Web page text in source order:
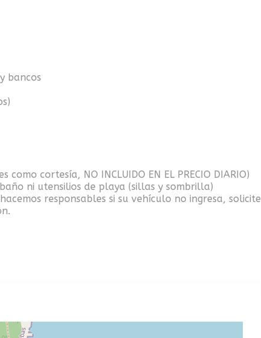
bancos
cortesía, NO INCLUIDO EN EL PRECIO DIARIO)
ni utensilios de playa (sillas y sombrilla)
responsables si su vehículo no ingresa, solicite